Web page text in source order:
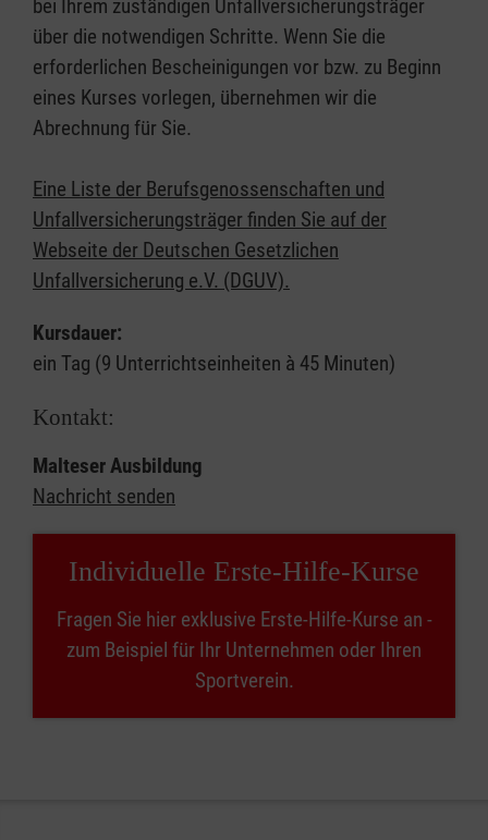
bei Ihrem zuständigen Unfallversicherungsträger
über die notwendigen Schritte. Wenn Sie die
erforderlichen Bescheinigungen vor bzw. zu Beginn
eines Kurses vorlegen, übernehmen wir die
Abrechnung für Sie.
Eine Liste der Berufsgenossenschaften und
Unfallversicherungsträger finden Sie auf der
Webseite der Deutschen Gesetzlichen
Unfallversicherung e.V. (DGUV).
Kursdauer:
ein Tag (9 Unterrichtseinheiten à 45 Minuten)
Kontakt:
Malteser Ausbildung
Nachricht senden
Individuelle Erste-Hilfe-Kurse
Fragen Sie hier exklusive Erste-Hilfe-Kurse an -
zum Beispiel für Ihr Unternehmen oder Ihren
Sportverein.